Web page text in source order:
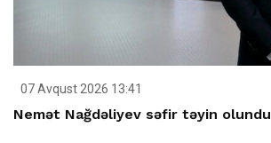
07 Avqust 2026 13:41
Nemət Nağdəliyev səfir təyin olundu